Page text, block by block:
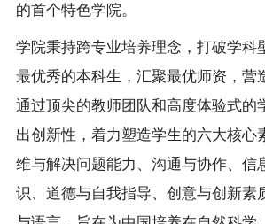
的首个特色学院。
学院秉持跨专业培养理念，打破学科
最优秀的本科生，汇聚最优师资，营
通过顶尖的教师团队和高度体验式的
出创新性，着力塑造学生的六大核
维与解决问题能力、沟通与协作、信
识、道德与自我指导、创意与创新素